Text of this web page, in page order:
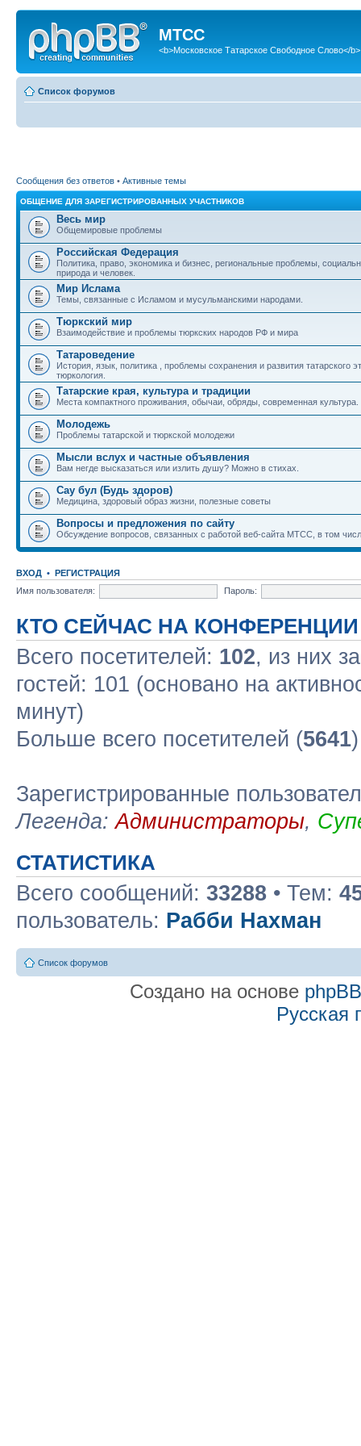
МТСС
<b>Московское Татарское Свободное Слово</b>
Список форумов
Сообщения без ответов • Активные темы
ОБЩЕНИЕ ДЛЯ ЗАРЕГИСТРИРОВАННЫХ УЧАСТНИКОВ
Весь мир
Общемировые проблемы
Российская Федерация
Политика, право, экономика и бизнес, региональные проблемы,
природа и человек.
Мир Ислама
Темы, связанные с Исламом и мусульманскими народами.
Тюркский мир
Взаимодействие и проблемы тюркских народов РФ и мира
Татароведение
История, язык, политика , проблемы сохранения и развития татарского
тюркология.
Татарские края, культура и традиции
Места компактного проживания, обычаи, обряды, современная культура.
Молодежь
Проблемы татарской и тюркской молодежи
Мысли вслух и частные объявления
Вам негде высказаться или излить душу? Можно в стихах.
Сау бул (Будь здоров)
Медицина, здоровый образ жизни, полезные советы
Вопросы и предложения по сайту
Обсуждение вопросов, связанных с работой веб-сайта МТСС, в том
ВХОД • РЕГИСТРАЦИЯ
Имя пользователя:
Пароль:
КТО СЕЙЧАС НА КОНФЕРЕНЦИИ
Всего посетителей: 102, из них
гостей: 101 (основано на
минут)
Больше всего посетителей (5641
Зарегистрированные
Легенда:Администраторы,
СТАТИСТИКА
Всего сообщений: 33288 • Тем:
пользователь: Рабби Нахман
Список форумов
Создано на основе phpBB
Русская